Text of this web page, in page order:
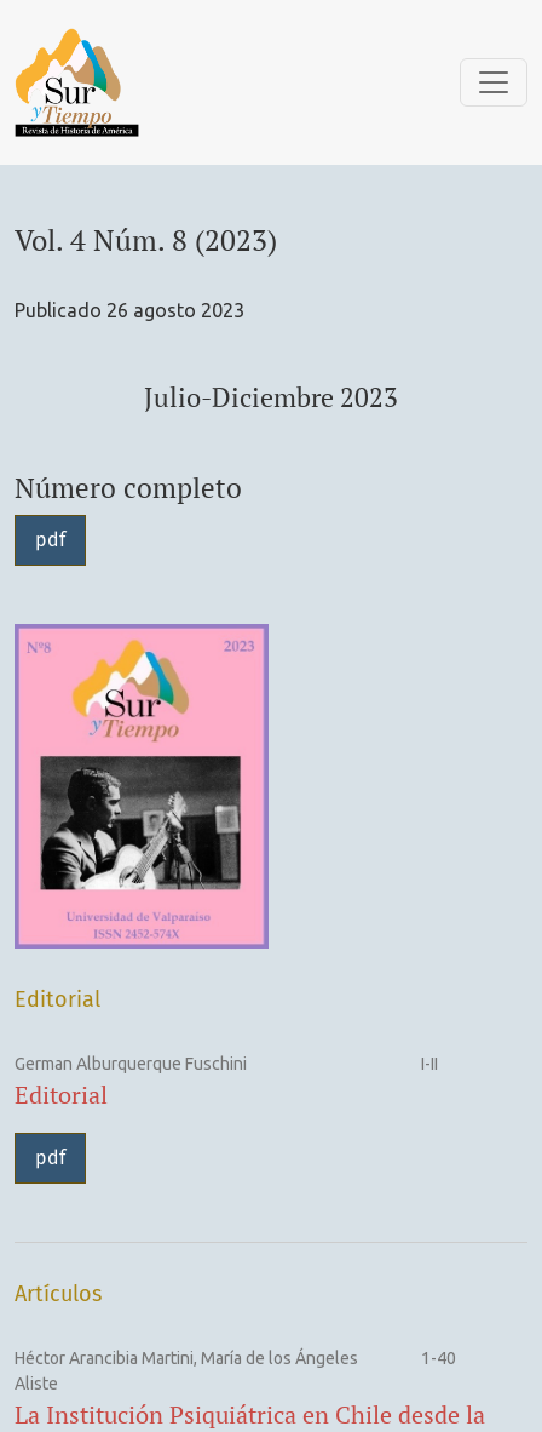
Vol. 4 Núm. 8 (2023)
Publicado 26 agosto 2023
Julio-Diciembre 2023
Número completo
pdf
Editorial
German Alburquerque Fuschini I-II
Editorial
pdf
Artículos
Héctor Arancibia Martini, María de los Ángeles
Aliste
1-40
La Institución Psiquiátrica en Chile desde la